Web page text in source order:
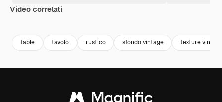
Video correlati
table tavolo rustico sfondo vintage texture